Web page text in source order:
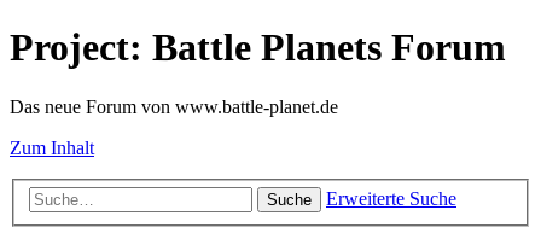
Project: Battle Planets Forum
Das neue Forum von www.battle-planet.de
Zum Inhalt
Suche Erweiterte Suche